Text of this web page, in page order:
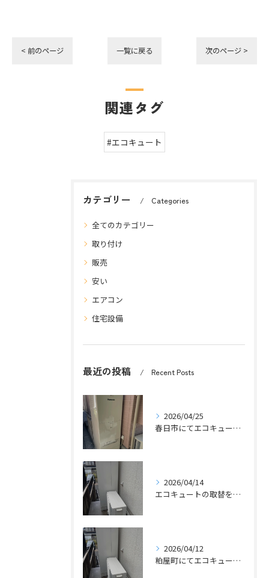
< 前のページ 一覧に戻る 次のページ >
関連タグ
#エコキュート
カテゴリー Categories
全てのカテゴリー
取り付け
販売
安い
エアコン
住宅設備
最近の投稿 Recent Posts
2026/04/25
春日市にてエコキュートの取替工事をさせていただきました。
2026/04/14
エコキュートの取替をさせていただきました。
2026/04/12
粕屋町にてエコキュートの取替工事をさせていただきました。